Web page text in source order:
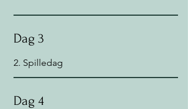
Dag 3
2. Spilledag
Dag 4